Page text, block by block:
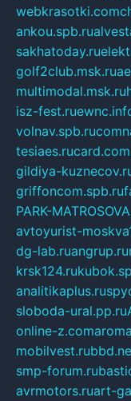
webkrasotki.com
ankou.spb.ru
sakhatoday.ru
golf2club.msk.ru
multimodal.msk.ru
isz-fest.ru
volnav.spb.ru
tesiaes.ru
gildiya-
griffoncom.spb.ru
PARK-
avtoyurist-
dg-lab.ruangrup.ru
krsk124.ru
analitikaplus.ru
sloboda-ural.pp.ru
online-z.com
mobilvest.ru
smp-forum.ru
avrmotors.ruart-